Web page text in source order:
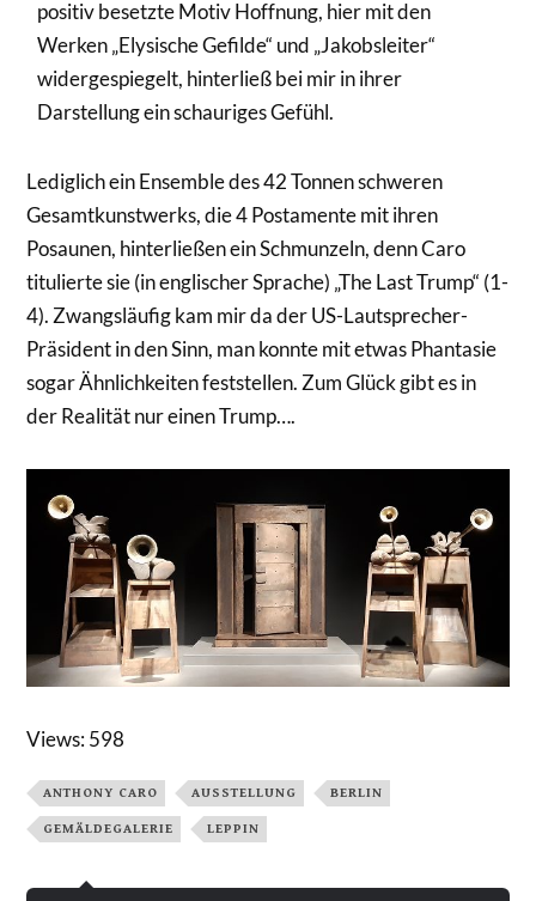
positiv besetzte Motiv Hoffnung, hier mit den
Werken „Elysische Gefilde“ und „Jakobsleiter“
widergespiegelt, hinterließ bei mir in ihrer
Darstellung ein schauriges Gefühl.
Lediglich ein Ensemble des 42 Tonnen schweren
Gesamtkunstwerks, die 4 Postamente mit ihren
Posaunen, hinterließen ein Schmunzeln, denn Caro
titulierte sie (in englischer Sprache) „The Last Trump“ (1-
4). Zwangsläufig kam mir da der US-Lautsprecher-
Präsident in den Sinn, man konnte mit etwas Phantasie
sogar Ähnlichkeiten feststellen. Zum Glück gibt es in
der Realität nur einen Trump….
Views: 598
ANTHONY CARO AUSSTELLUNG BERLIN
GEMÄLDEGALERIE LEPPIN